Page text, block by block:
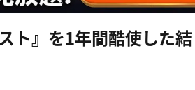
ト』を1年間酷使した結